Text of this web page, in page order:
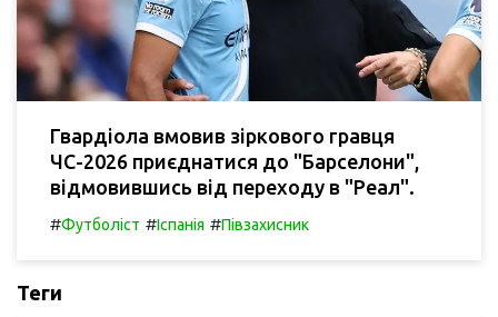
Гвардіола вмовив зіркового гравця
ЧС-2026 приєднатися до "Барселони",
відмовившись від переходу в "Реал".
#Футболіст #Іспанія #Півзахисник
Теги